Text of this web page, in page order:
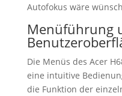
Autofokus wäre
Menüführung
Die Menüs des Acer
eine intuitive
die Funktion der